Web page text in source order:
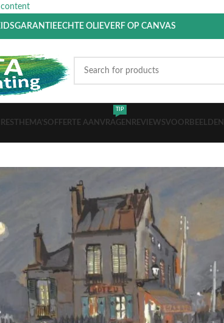
ECHTE OLIEVERF OP CANVAS
THEMA’SOFFERTE AANVRAGEN
TIP
REVIEWSVOORBEELDEN